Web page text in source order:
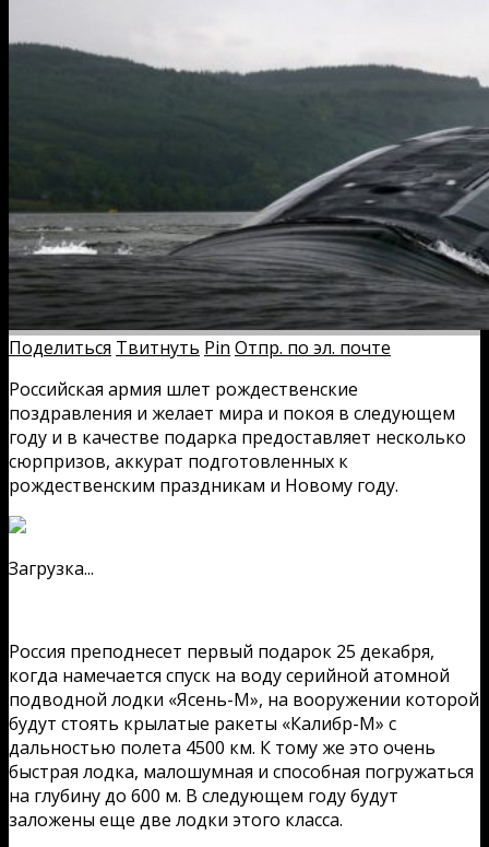
Поделиться Твитнуть Pin Отпр. по эл. почте
Российская армия шлет рождественские
поздравления и желает мира и покоя в следующем
году и в качестве подарка предоставляет несколько
сюрпризов, аккурат подготовленных к
рождественским праздникам и Новому году.
Загрузка...
Россия преподнесет первый подарок 25 декабря,
когда намечается спуск на воду серийной атомной
подводной лодки «Ясень-М», на вооружении которой
будут стоять крылатые ракеты «Калибр-М» с
дальностью полета 4500 км. К тому же это очень
быстрая лодка, малошумная и способная погружаться
на глубину до 600 м. В следующем году будут
заложены еще две лодки этого класса.